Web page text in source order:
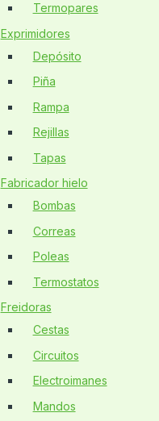
Termopares
Exprimidores
Depósito
Piña
Rampa
Rejillas
Tapas
Fabricador hielo
Bombas
Correas
Poleas
Termostatos
Freidoras
Cestas
Circuitos
Electroimanes
Mandos